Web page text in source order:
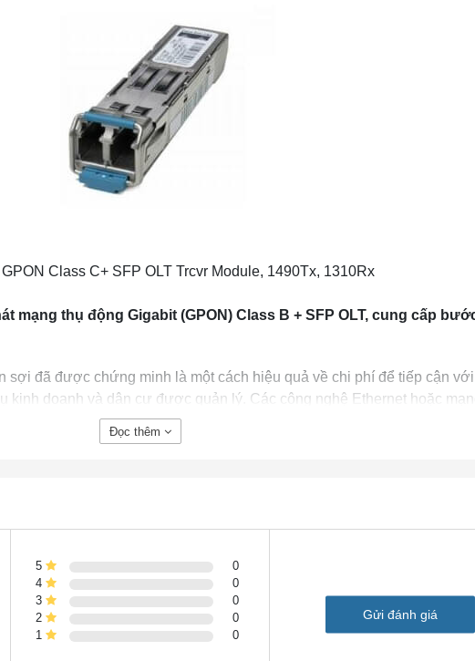
Class C+ SFP OLT Trcvr Module, 1490Tx, 1310Rx
mạng thụ động Gigabit (GPON) Class B + SFP OLT, cung cấp
sợi đã được chứng minh là một cách hiệu quả về chi phí để tiếp cận
kinh doanh và dân cư được quản lý. Các công nghệ Ethernet hoặc
được hỗ trợ bởi Bộ chuyển mạch sê-ri Cisco
truy cập dựa trên sợi quang (FTTx), bao gồm cáp quang đến nhà
GPON-C
mode
Đọc thêm
5
0
4
0
3
0
2
0
1
0
Gửi đánh giá